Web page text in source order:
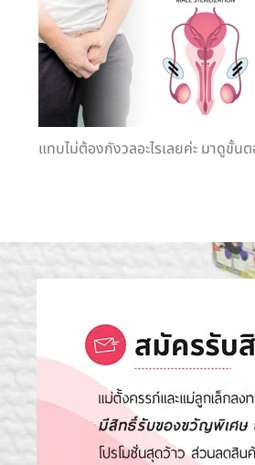
แทบไม่ต้องกังวลอะไรเลยค่ะ มาดูขั้